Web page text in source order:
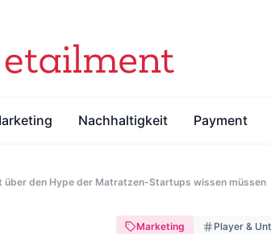
Nachhaltigkeit Payment
über den Hype der Matratzen-Startups wissen müssen
Marketing Player &